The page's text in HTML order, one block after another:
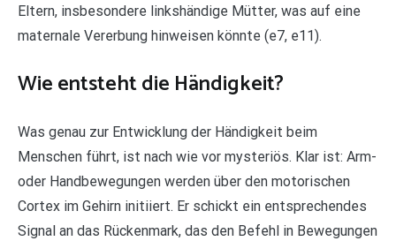
Eltern, insbesondere linkshändige Mütter, was auf eine
maternale Vererbung hinweisen könnte (e7, e11).
Wie entsteht die Händigkeit?
Was genau zur Entwicklung der Händigkeit beim
Menschen führt, ist nach wie vor mysteriös. Klar ist: Arm-
oder Handbewegungen werden über den motorischen
Cortex im Gehirn initiiert. Er schickt ein entsprechendes
Signal an das Rückenmark, das den Befehl in Bewegungen